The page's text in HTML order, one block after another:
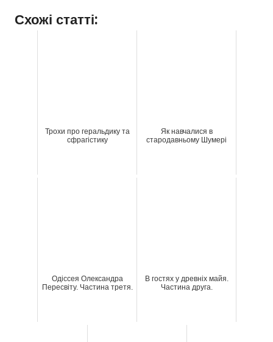
Схожі статті:
Трохи про геральдику та
сфрагістику
Як навчалися в
стародавньому Шумері
Одіссея Олександра
Пересвіту. Частина третя.
В гостях у древніх майя.
Частина друга.